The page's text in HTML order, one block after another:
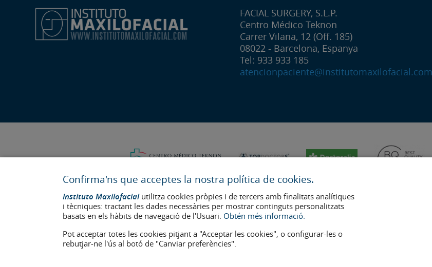
FACIAL SURGERY, S.L.P.
Centro Médico Teknon
Carrer Vilana, 12 (Off. 185)
08022 - Barcelona, Espanya
Tel: 933 933 185
atencionpaciente@institutomaxilofacial.com
Última actualització: 2023
Num. d'autorització de centre sanitari: E08646940
Confirma'ns que acceptes la nostra política de cookies.
Instituto Maxilofacialutilitza cookies pròpies i de tercers amb finalitats analítiques
i tècniques: tractant les dades necessàries per mostrar continguts personalitzats
basats en els hàbits de navegació de l'Usuari. Obtén més informació.
Pot acceptar totes les cookies pitjant a "Acceptar les cookies", o configurar-les o
rebutjar-ne l'ús al botó de "Canviar preferències".